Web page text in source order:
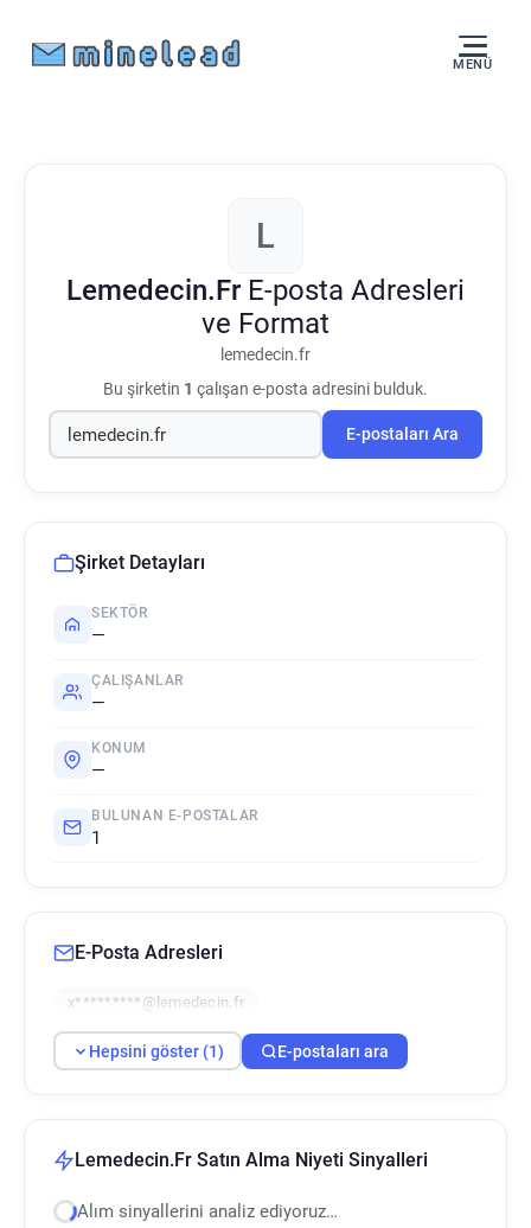
MENÜ
L
Lemedecin.Fr E-posta Adresleri
ve Format
lemedecin.fr
Bu şirketin 1 çalışan e-posta adresini bulduk.
E-postaları Ara
Şirket Detayları
SEKTÖR
—
ÇALIŞANLAR
—
KONUM
—
BULUNAN E-POSTALAR
1
E-Posta Adresleri
x*********@lemedecin.fr
Hepsini göster (1) E-postaları ara
Lemedecin.Fr Satın Alma Niyeti Sinyalleri
Alım sinyallerini analiz ediyoruz…